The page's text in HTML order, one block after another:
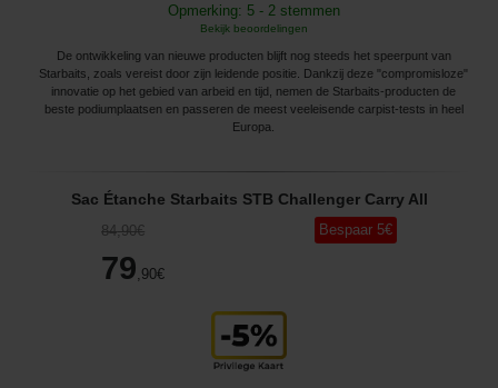
Opmerking: 5 - 2 stemmen
Bekijk beoordelingen
De ontwikkeling van nieuwe producten blijft nog steeds het speerpunt van
Starbaits, zoals vereist door zijn leidende positie. Dankzij deze "compromisloze"
innovatie op het gebied van arbeid en tijd, nemen de Starbaits-producten de
beste podiumplaatsen en passeren de meest veeleisende carpist-tests in heel
Europa.
Sac Étanche Starbaits STB Challenger Carry All
84,90€
79 ,90€
Bespaar 5€